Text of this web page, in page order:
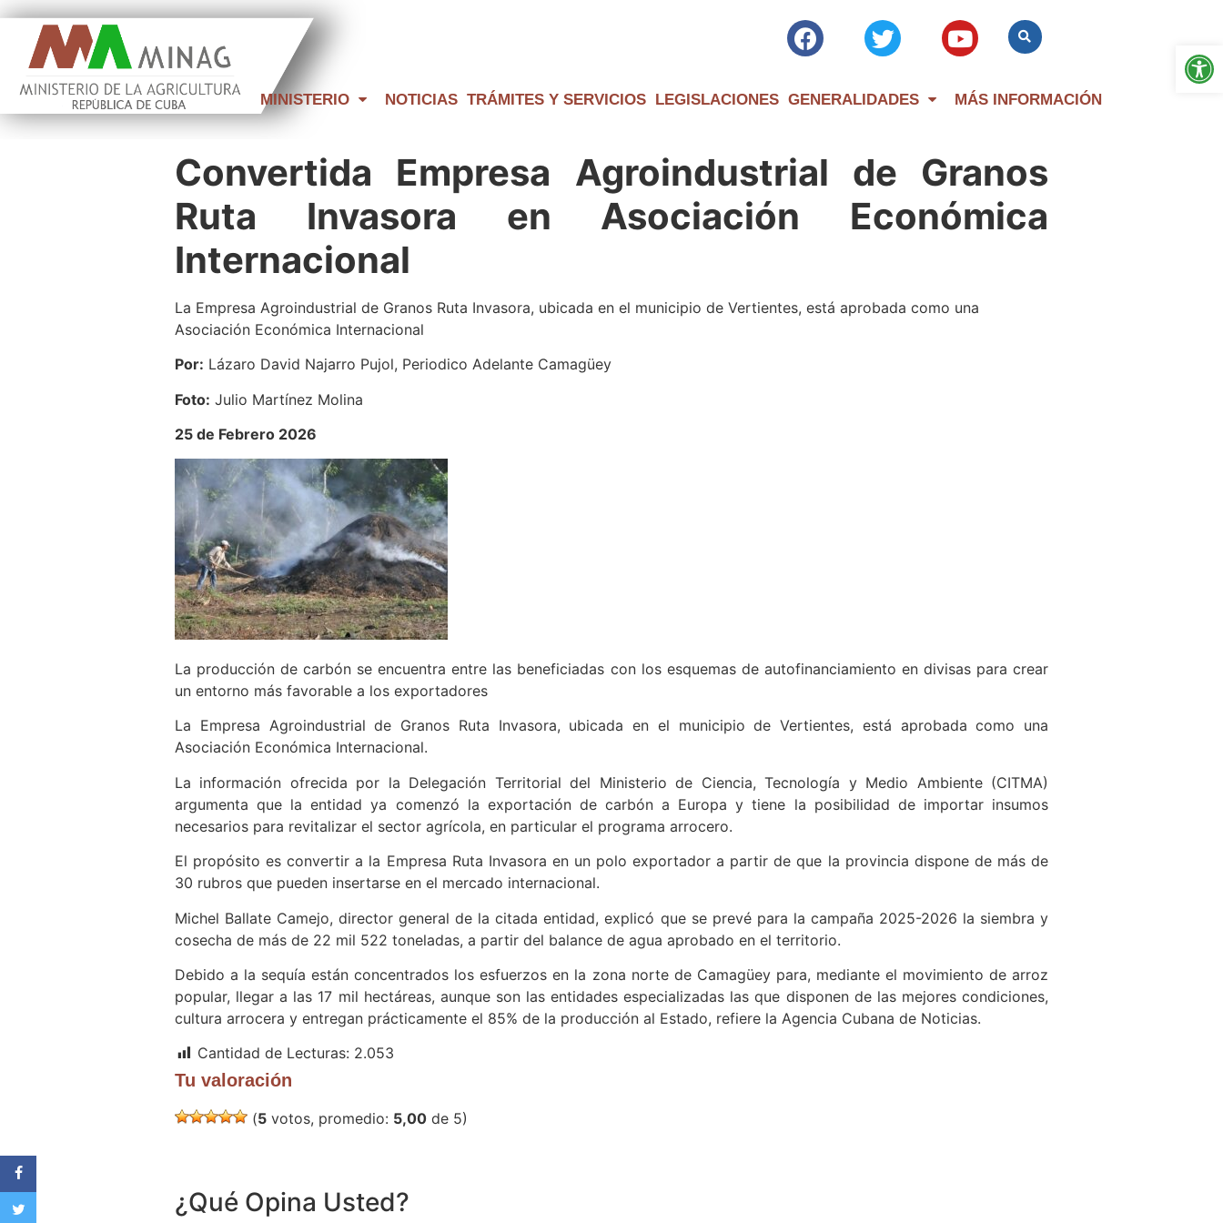
MINISTERIO NOTICIAS TRÁMITES Y SERVICIOS LEGISLACIONES GENERALIDADES MÁS INFORMACIÓN
Convertida Empresa Agroindustrial de Granos
Ruta Invasora en Asociación Económica
Internacional
La Empresa Agroindustrial de Granos Ruta Invasora, ubicada en el municipio de Vertientes, está aprobada como una
Asociación Económica Internacional
Por: Lázaro David Najarro Pujol, Periodico Adelante Camagüey
Foto: Julio Martínez Molina
25 de Febrero 2026
La producción de carbón se encuentra entre las beneficiadas con los esquemas de autofinanciamiento en divisas para crear
un entorno más favorable a los exportadores
La Empresa Agroindustrial de Granos Ruta Invasora, ubicada en el municipio de Vertientes, está aprobada como una
Asociación Económica Internacional.
La información ofrecida por la Delegación Territorial del Ministerio de Ciencia, Tecnología y Medio Ambiente (CITMA)
argumenta que la entidad ya comenzó la exportación de carbón a Europa y tiene la posibilidad de importar insumos
necesarios para revitalizar el sector agrícola, en particular el programa arrocero.
El propósito es convertir a la Empresa Ruta Invasora en un polo exportador a partir de que la provincia dispone de más de
30 rubros que pueden insertarse en el mercado internacional.
Michel Ballate Camejo, director general de la citada entidad, explicó que se prevé para la campaña 2025-2026 la siembra y
cosecha de más de 22 mil 522 toneladas, a partir del balance de agua aprobado en el territorio.
Debido a la sequía están concentrados los esfuerzos en la zona norte de Camagüey para, mediante el movimiento de arroz
popular, llegar a las 17 mil hectáreas, aunque son las entidades especializadas las que disponen de las mejores condiciones,
cultura arrocera y entregan prácticamente el 85% de la producción al Estado, refiere la Agencia Cubana de Noticias.
Cantidad de Lecturas: 2.053
Tu valoración
(5 votos, promedio: 5,00 de 5)
¿Qué Opina Usted?